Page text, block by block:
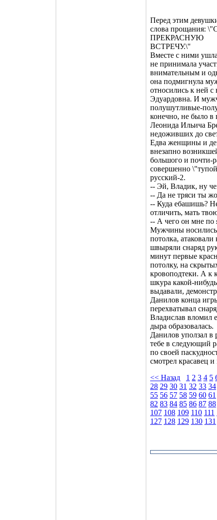
Перед этим
слова
ПРЕКРАСНУЮ
ВСТРЕЧУ.\"
Вместе с ними ушла
не принимала
внимательным и
она подмигнула
относились к ней
Эдуардовна. И
полушутливые-
конечно, не было в
Леонида Ильича
недоживших до
Едва женщины и
внезапно
большого и почти-
совершенно
русский-2.
-- Эй, Владик, ну
-- Да не тряси ты
-- Куда ебашишь?
отличить, мать
-- А чего он мне по
Мужчины носились
потолка,
швыряли снаряд
минут первые
потолку, на
кровоподтеки. А к
шкура какой-
выдавали,
Данилов конца
перехватывал
Владислав вломил
дыра образовалась.
Данилов уползал
тебе в следующий
по своей
смотрел красавец
<< Назад
1 2 3 4 5
28 29 30 31 32 33 34
55 56 57 58 59 60 61
82 83 84 85 86 87 88
107 108 109 110 111
127 128 129 130 131